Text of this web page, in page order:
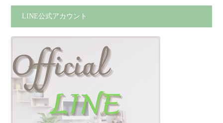
LINE公式アカウント